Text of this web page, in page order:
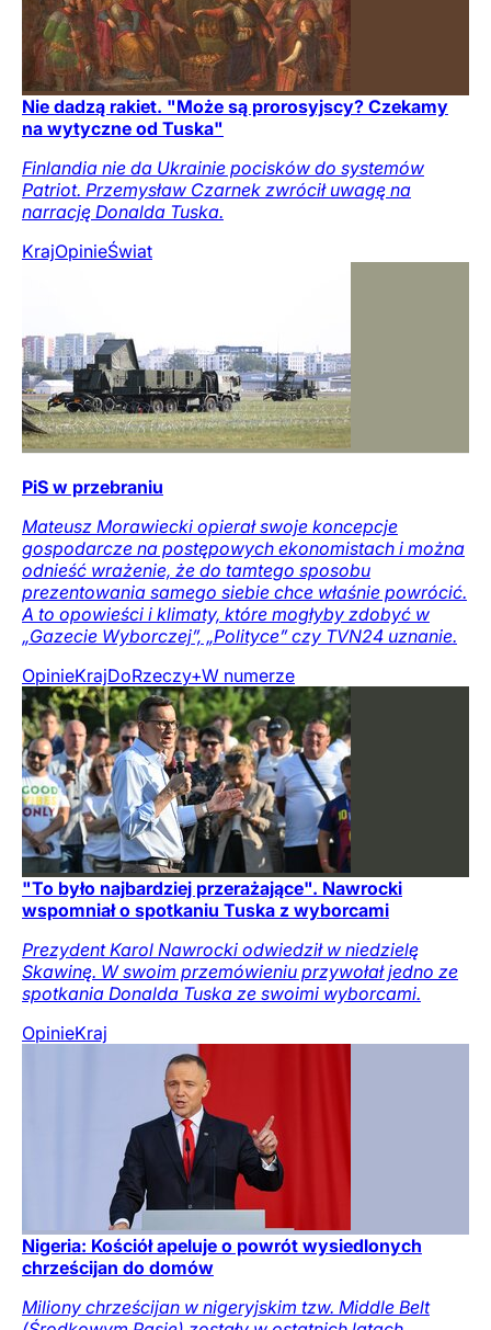
Nie dadzą rakiet. "Może są prorosyjscy? Czekamy
na wytyczne od Tuska"
Finlandia nie da Ukrainie pocisków do systemów
Patriot. Przemysław Czarnek zwrócił uwagę na
narrację Donalda Tuska.
KrajOpinieŚwiat
PiS w przebraniu
Mateusz Morawiecki opierał swoje koncepcje
gospodarcze na postępowych ekonomistach i można
odnieść wrażenie, że do tamtego sposobu
prezentowania samego siebie chce właśnie powrócić.
A to opowieści i klimaty, które mogłyby zdobyć w
„Gazecie Wyborczej”, „Polityce” czy TVN24 uznanie.
OpinieKrajDoRzeczy+W numerze
"To było najbardziej przerażające". Nawrocki
wspomniał o spotkaniu Tuska z wyborcami
Prezydent Karol Nawrocki odwiedził w niedzielę
Skawinę. W swoim przemówieniu przywołał jedno ze
spotkania Donalda Tuska ze swoimi wyborcami.
OpinieKraj
Nigeria: Kościół apeluje o powrót wysiedlonych
chrześcijan do domów
Miliony chrześcijan w nigeryjskim tzw. Middle Belt